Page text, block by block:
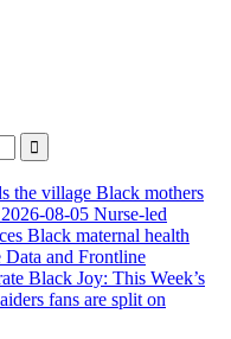
the village Black mothers
2026-08-05 Nurse-led
Black maternal health
and Frontline
Black Joy: This Week’s
fans are split on